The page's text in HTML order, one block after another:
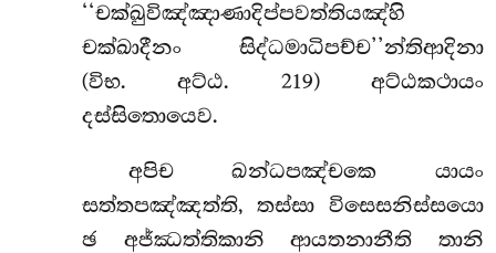
‘‘චක්ඛුවිඤ්ඤාණාදිප්පවත්තියඤ්හි
චක්ඛාදීනං සිද්ධමාධිපච්ච’’න්තිආදිනා
(විභ. අට්ඨ. 219) අට්ඨකථායං
දස්සිතොයෙව.
අපිච ඛන්ධපඤ්චකෙ යායං
සත්තපඤ්ඤත්ති, තස්සා විසෙසනිස්සයො
ඡ අජ්ඣත්තිකානි ආයතනානීති තානි